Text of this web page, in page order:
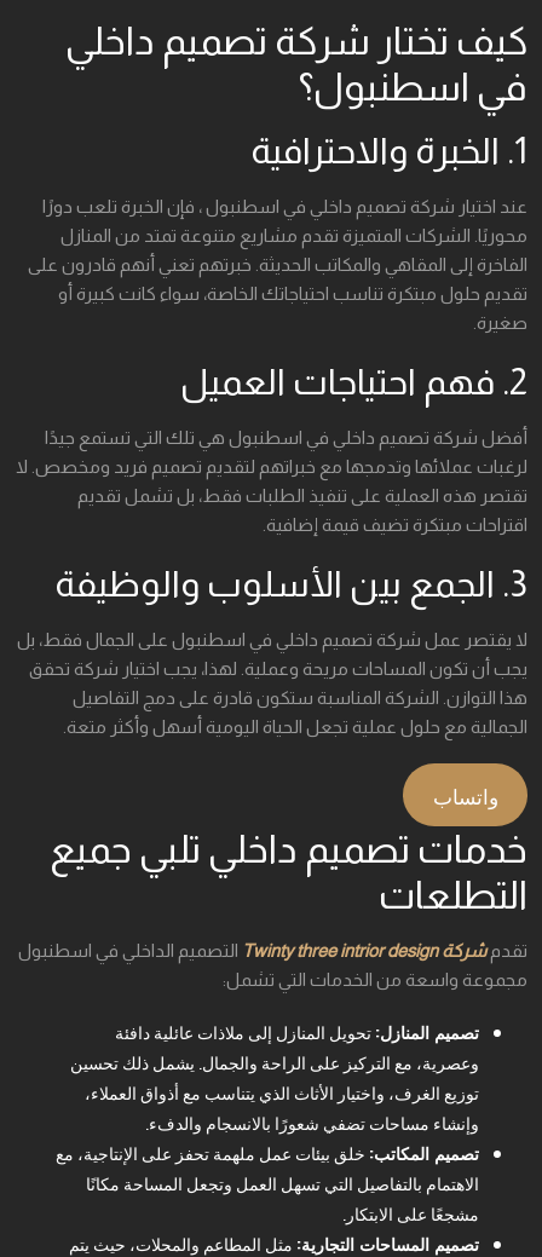
كيف تختار شركة تصميم داخلي
في اسطنبول؟
1. الخبرة والاحترافية
عند اختيار شركة تصميم داخلي في اسطنبول ، فإن الخبرة تلعب دورًا
محوريًا. الشركات المتميزة تقدم مشاريع متنوعة تمتد من المنازل
الفاخرة إلى المقاهي والمكاتب الحديثة. خبرتهم تعني أنهم قادرون على
تقديم حلول مبتكرة تناسب احتياجاتك الخاصة، سواء كانت كبيرة أو
صغيرة.
2. فهم احتياجات العميل
أفضل شركة تصميم داخلي في اسطنبول هي تلك التي تستمع جيدًا
لرغبات عملائها وتدمجها مع خبراتهم لتقديم تصميم فريد ومخصص. لا
تقتصر هذه العملية على تنفيذ الطلبات فقط، بل تشمل تقديم
اقتراحات مبتكرة تضيف قيمة إضافية.
3. الجمع بين الأسلوب والوظيفة
لا يقتصر عمل شركة تصميم داخلي في اسطنبول على الجمال فقط، بل
يجب أن تكون المساحات مريحة وعملية. لهذا، يجب اختيار شركة تحقق
هذا التوازن. الشركة المناسبة ستكون قادرة على دمج التفاصيل
الجمالية مع حلول عملية تجعل الحياة اليومية أسهل وأكثر متعة.
واتساب
خدمات تصميم داخلي تلبي جميع
التطلعات
تقدمشركة Twinty three intrior design
التصميم الداخلي في اسطنبول
مجموعة واسعة من الخدمات التي تشمل:
تصميم المنازل:تحويل المنازل إلى ملاذات عائلية دافئة
وعصرية، مع التركيز على الراحة والجمال. يشمل ذلك تحسين
توزيع الغرف، واختيار الأثاث الذي يتناسب مع أذواق العملاء،
وإنشاء مساحات تضفي شعورًا بالانسجام والدفء.
تصميم المكاتب: خلق بيئات عمل ملهمة تحفز على الإنتاجية، مع
الاهتمام بالتفاصيل التي تسهل العمل وتجعل المساحة مكانًا
مشجعًا على الابتكار.
تصميم المساحات التجارية: مثل المطاعم والمحلات، حيث يتم